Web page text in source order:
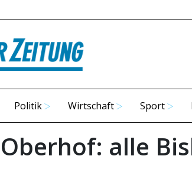
Politik Wirtschaft Sport
Oberhof: alle